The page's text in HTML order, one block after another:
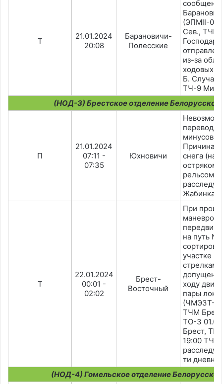
Т
21.01.2024
20:08
Барановичи-
Полесские
(ЭПМII-
Сев., ТЧМ
из-за
ходовых
Б. Случай
ТЧ-9
(НОД-3) Брестское отделение Белорусской
П
21.01.2024
07:11 -
07:35
Юхновичи
перевода
Причина -
снега
остряком
рельсом.
Жабинка.
Т
22.01.2024
00:01 -
02:02
Брест-
Восточный
При
на путь
участке
допущен
ходу
пары
(ЧМЭ3Т-
ТЧМ
ТО-3
Брест,
19:00 ТЧ
ти
(НОД-4) Гомельское отделение